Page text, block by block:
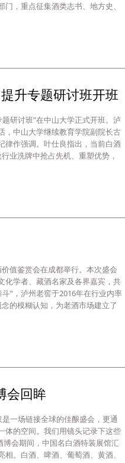
，重点征集酒类志书、地方史、
升专题研讨班开班
研讨班”在中山大学正式开班。泸
，中山大学继续教育学院副院长古
律作强调。叶仕良指出，当前白酒
业洗牌中抢占先机、重塑优势，
值鉴赏会在成都举行。本次盛会
化学者、藏酒名家及各界嘉宾，共
”，泸州老窖于2016年在行业内率
的模糊认知，为老酒市场建立了
会回眸
一场链接全球的佳酿盛会，更通
体的空间。我们用镜头记录下这些
会期间，中国名白酒特装展馆汇
。白酒、啤酒、葡萄酒、黄酒、